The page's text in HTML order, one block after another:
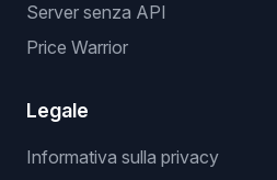
Server senza API
Price Warrior
Legale
Informativa sulla privacy